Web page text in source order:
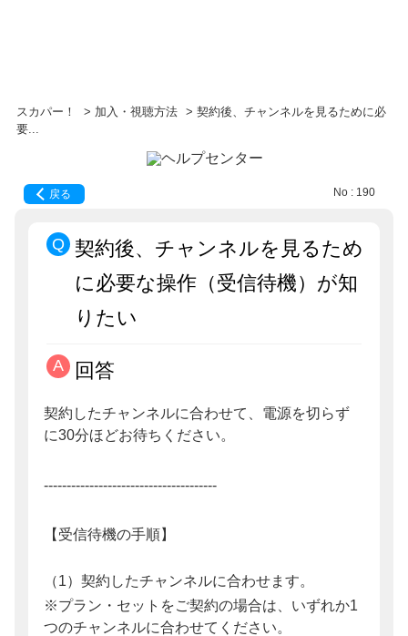
スカパー！ > 加入・視聴方法 > 契約後、チャンネルを見るために必
要...
戻る No : 190
契約後、チャンネルを見るため
に必要な操作（受信待機）が知
りたい
回答
契約したチャンネルに合わせて、電源を切らず
に30分ほどお待ちください。
--------------------------------------
【受信待機の手順】
（1）契約したチャンネルに合わせます。
※プラン・セットをご契約の場合は、いずれか1
つのチャンネルに合わせてください。